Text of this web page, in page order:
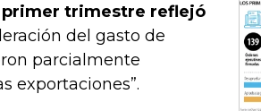
primer trimestre reflejó
del gasto de
parcialmente
exportaciones”.